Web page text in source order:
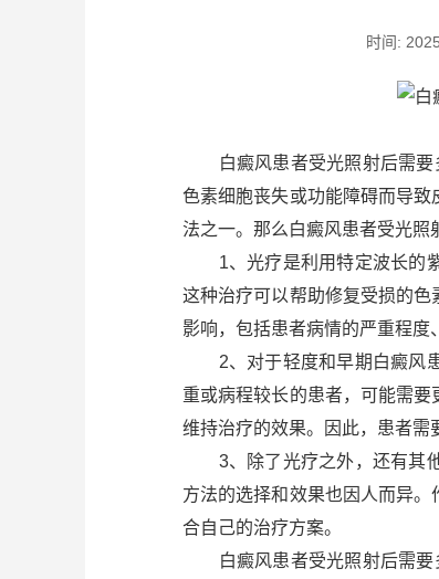
时间:
白癜风患者受光照射后需要
色素细胞丧失或功能障碍而导
法之一。那么白癜风患者受光照
1、光疗是利用特定波长的紫
这种治疗可以帮助修复受损的
影响，包括患者病情的严重程度
2、对于轻度和早期白癜风患
重或病程较长的患者，可能需
维持治疗的效果。因此，患者需
3、除了光疗之外，还有其他
方法的选择和效果也因人而异
合自己的治疗方案。
白癜风患者受光照射后需要